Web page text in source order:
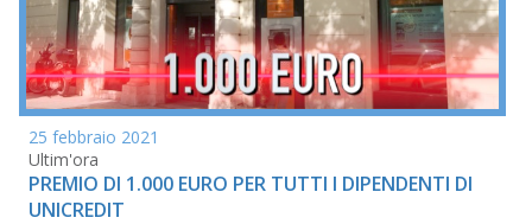
25 febbraio 2021
Ultim'ora
PREMIO DI 1.000 EURO PER TUTTI I DIPENDENTI DI
UNICREDIT